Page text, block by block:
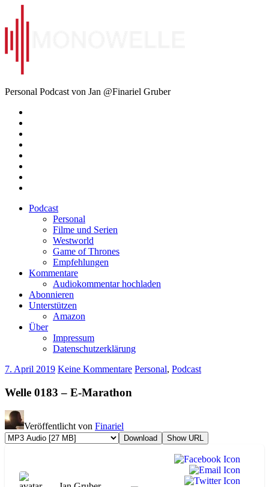
Inhalt
springen
Monowelle
Personal Podcast von Jan @Finariel Gruber
Podcast
Personal
Filme und Serien
Westworld
Game of Thrones
Empfehlungen
Kommentare
Audiokommentar hochladen
Abonnieren
Unterstützen
Amazon
Über
Impressum
Datenschutzerklärung
7. April 2019 Keine Kommentare Personal, Podcast
Welle 0183 – E-Marathon
Veröffentlicht von Finariel
Download Show URL